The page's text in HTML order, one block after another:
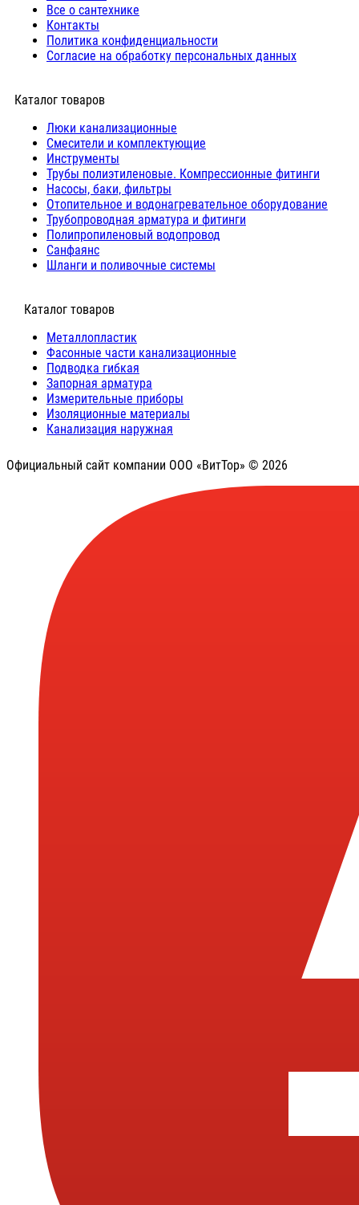
Все о сантехнике
Контакты
Политика конфиденциальности
Согласие на обработку персональных данных
Каталог товаров
Люки канализационные
Cмесители и комплектующие
Инструменты
Трубы полиэтиленовые. Компрессионные фитинги
Насосы, баки, фильтры
Отопительное и водонагревательное оборудование
Трубопроводная арматура и фитинги
Полипропиленовый водопровод
Санфаянс
Шланги и поливочные системы
⠀Каталог товаров
Металлопластик
Фасонные части канализационные
Подводка гибкая
Запорная арматура
Измерительные приборы
Изоляционные материалы
Канализация наружная
Официальный сайт компании ООО «ВитТор» © 2026